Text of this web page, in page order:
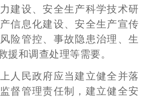
建设、安全生产科学技术研
信息化建设、安全生产宣传
险管控、事故隐患治理、生
援和调查处理等需要。
民政府应当建立健全并落
督管理责任制，建立健全安